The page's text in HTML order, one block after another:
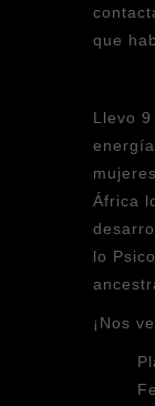
que
Llevo
África
lo
¡Nos